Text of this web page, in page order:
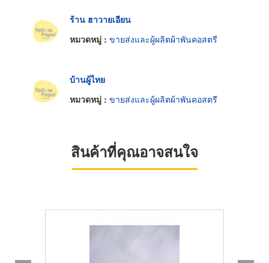
ร้าน ฮาวายเอียน
หมวดหมู่ : ขายส่งและผู้ผลิตผ้าพันคอสตรี
บ้านผู้ไทย
หมวดหมู่ : ขายส่งและผู้ผลิตผ้าพันคอสตรี
สินค้าที่คุณอาจสนใจ